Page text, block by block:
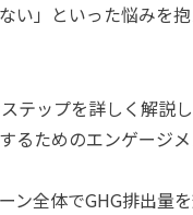
い」といった悩みを
テップを詳しく解説
るためのエンゲージ
全体でGHG排出量